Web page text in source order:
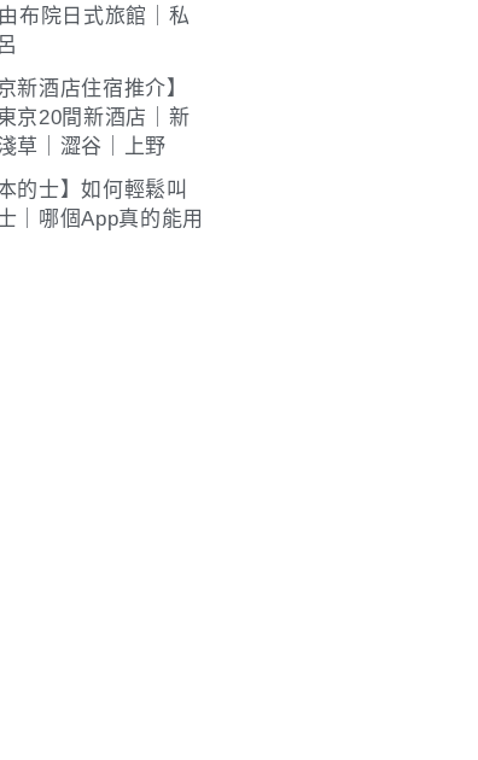
布院日式旅館｜私
新酒店住宿推介】
京20間新酒店｜新
草｜澀谷｜上野
本的士】如何輕鬆叫
｜哪個App真的能用